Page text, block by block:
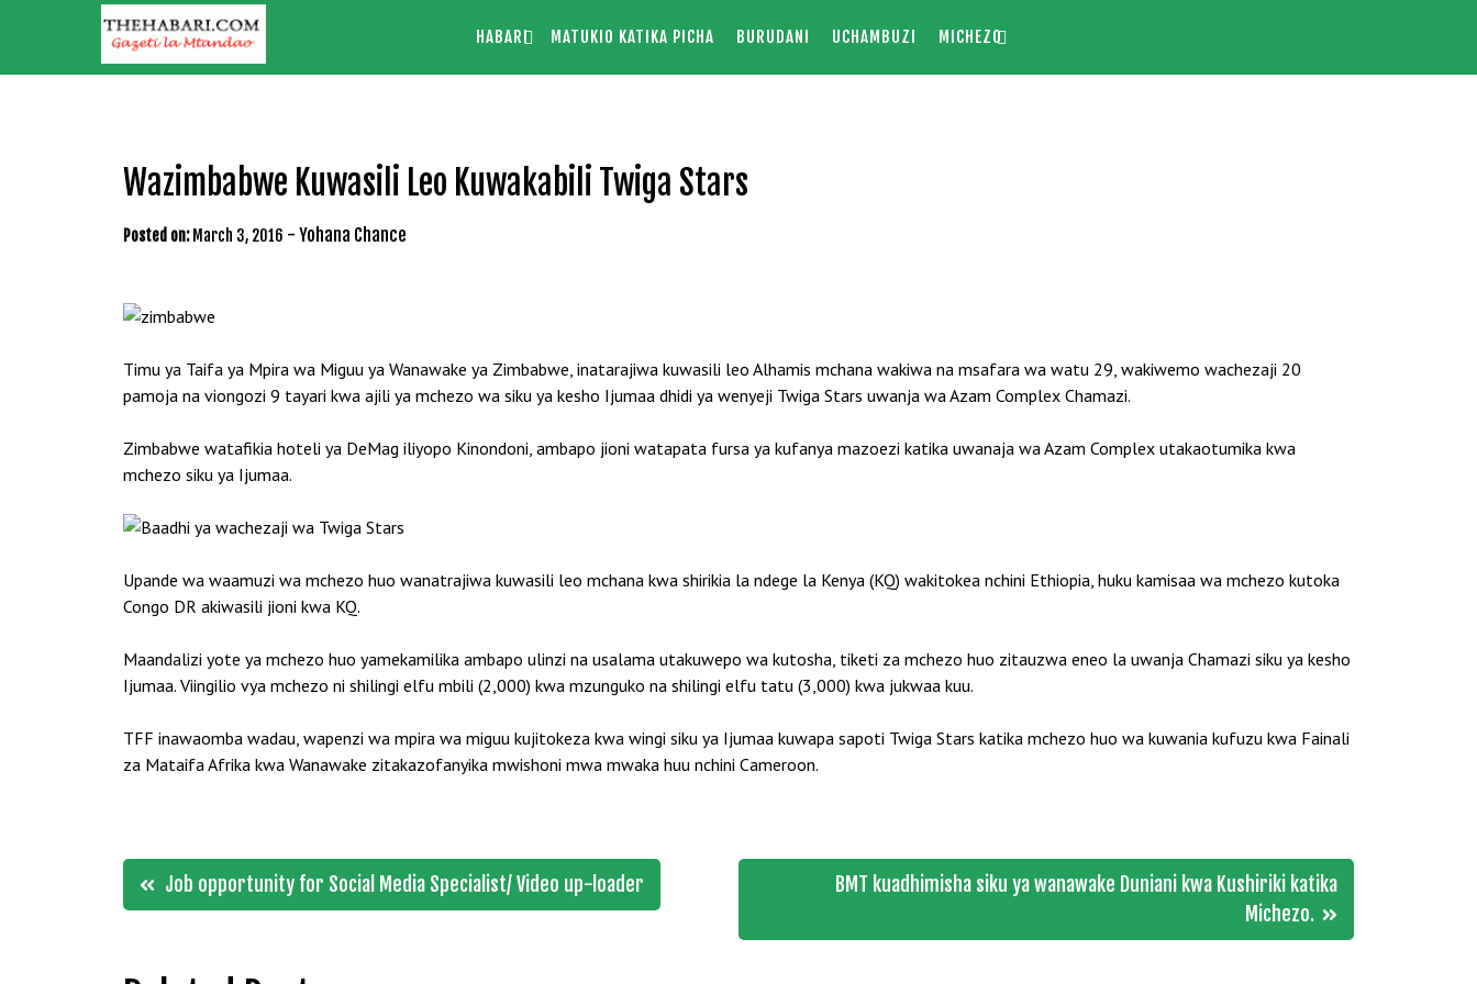
HABARI MATUKIO KATIKA PICHA BURUDANI UCHAMBUZI MICHEZO
Wazimbabwe Kuwasili Leo Kuwakabili Twiga Stars
Posted on: March 3, 2016 - Yohana Chance
Timu ya Taifa ya Mpira wa Miguu ya Wanawake ya Zimbabwe, inatarajiwa kuwasili leo Alhamis mchana wakiwa na msafara wa watu 29, wakiwemo wachezaji 20
pamoja na viongozi 9 tayari kwa ajili ya mchezo wa siku ya kesho Ijumaa dhidi ya wenyeji Twiga Stars uwanja wa Azam Complex Chamazi.
Zimbabwe watafikia hoteli ya DeMag iliyopo Kinondoni, ambapo jioni watapata fursa ya kufanya mazoezi katika uwanaja wa Azam Complex utakaotumika kwa
mchezo siku ya Ijumaa.
Upande wa waamuzi wa mchezo huo wanatrajiwa kuwasili leo mchana kwa shirikia la ndege la Kenya (KQ) wakitokea nchini Ethiopia, huku kamisaa wa mchezo kutoka
Congo DR akiwasili jioni kwa KQ.
Maandalizi yote ya mchezo huo yamekamilika ambapo ulinzi na usalama utakuwepo wa kutosha, tiketi za mchezo huo zitauzwa eneo la uwanja Chamazi siku ya kesho
Ijumaa. Viingilio vya mchezo ni shilingi elfu mbili (2,000) kwa mzunguko na shilingi elfu tatu (3,000) kwa jukwaa kuu.
TFF inawaomba wadau, wapenzi wa mpira wa miguu kujitokeza kwa wingi siku ya Ijumaa kuwapa sapoti Twiga Stars katika mchezo huo wa kuwania kufuzu kwa Fainali
za Mataifa Afrika kwa Wanawake zitakazofanyika mwishoni mwa mwaka huu nchini Cameroon.
PostJob opportunity for Social Media Specialist/ Video up-loader
BMT kuadhimisha siku ya wanawake Duniani kwa Kushiriki katika
Michezo.